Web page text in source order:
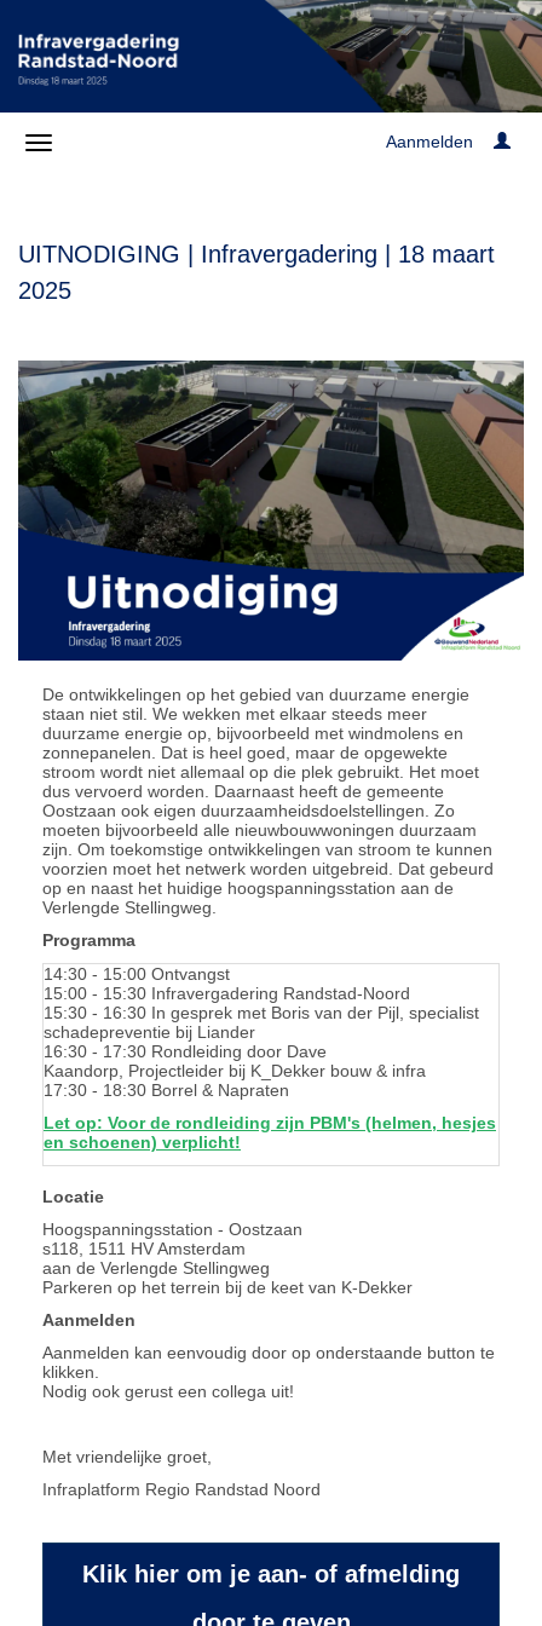
Aanmelden
UITNODIGING | Infravergadering | 18 maart
2025
De ontwikkelingen op het gebied van duurzame energie
staan niet stil. We wekken met elkaar steeds meer
duurzame energie op, bijvoorbeeld met windmolens en
zonnepanelen. Dat is heel goed, maar de opgewekte
stroom wordt niet allemaal op die plek gebruikt. Het moet
dus vervoerd worden. Daarnaast heeft de gemeente
Oostzaan ook eigen duurzaamheidsdoelstellingen. Zo
moeten bijvoorbeeld alle nieuwbouwwoningen duurzaam
zijn. Om toekomstige ontwikkelingen van stroom te kunnen
voorzien moet het netwerk worden uitgebreid. Dat gebeurd
op en naast het huidige hoogspanningsstation aan de
Verlengde Stellingweg.
Programma
14:30 - 15:00 Ontvangst
15:00 - 15:30 Infravergadering Randstad-Noord
15:30 - 16:30 In gesprek met Boris van der Pijl, specialist
schadepreventie bij Liander
16:30 - 17:30 Rondleiding door Dave
Kaandorp, Projectleider bij K_Dekker bouw & infra
17:30 - 18:30 Borrel & Napraten
Let op: Voor de rondleiding zijn PBM's (helmen, hesjes
en schoenen) verplicht!
Locatie
Hoogspanningsstation - Oostzaan
s118, 1511 HV Amsterdam
aan de Verlengde Stellingweg
Parkeren op het terrein bij de keet van K-Dekker
Aanmelden
Aanmelden kan eenvoudig door op onderstaande button te
klikken.
Nodig ook gerust een collega uit!
Met vriendelijke groet,
Infraplatform Regio Randstad Noord
Klik hier om je aan- of afmelding